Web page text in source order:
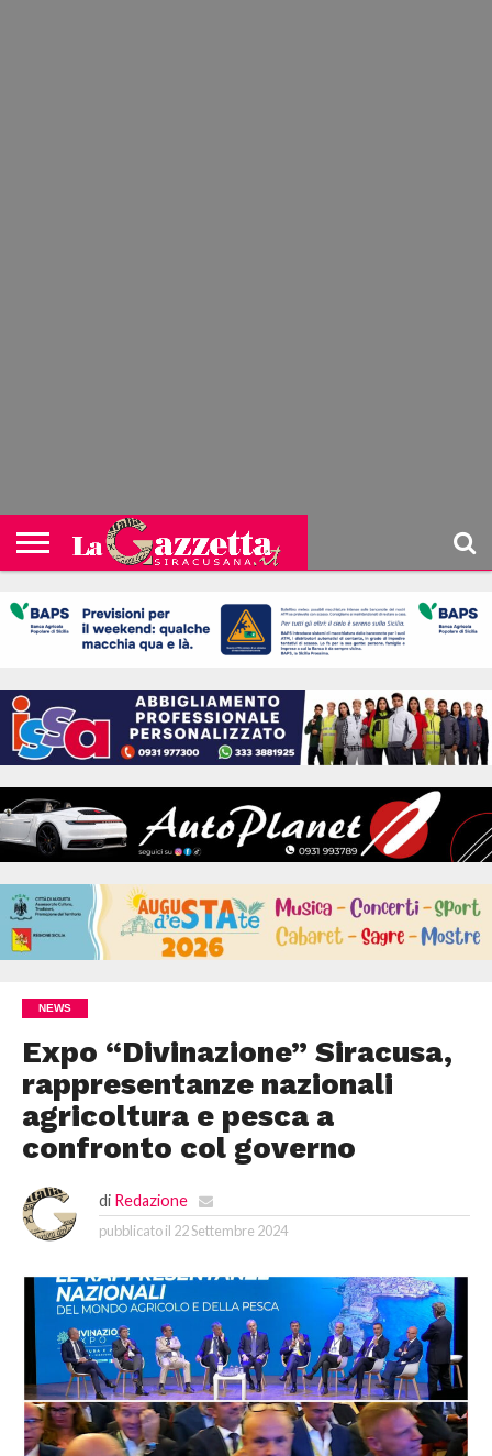
NEWS
Expo “Divinazione” Siracusa,
rappresentanze nazionali
agricoltura e pesca a
confronto col governo
di Redazione
pubblicato il 22 Settembre 2024